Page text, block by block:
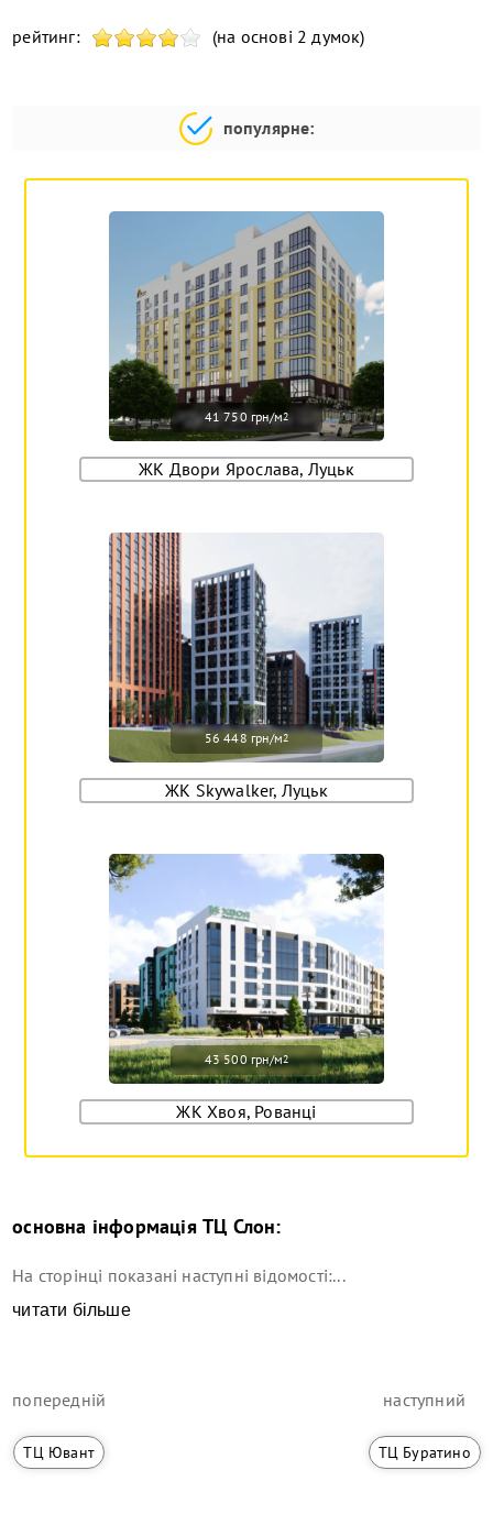
рейтинг: (на основі 2 думок)
популярне:
41 750 грн/м2
ЖК Двори Ярослава, Луцьк
56 448 грн/м2
ЖК Skywalker, Луцьк
43 500 грн/м2
ЖК Хвоя, Рованці
основна інформаціяТЦ Слон:
На сторінці показані наступні відомості:...
читати більше
попередній
ТЦ Ювант
наступний
ТЦ Буратино